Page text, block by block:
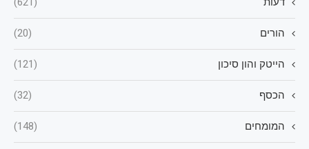
הורים (20)
הייטק והון סיכון (121)
הכסף (32)
המומחים (148)